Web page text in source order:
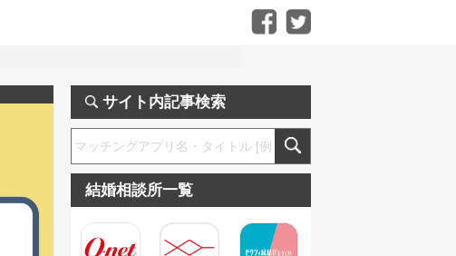
サイト内記事検索
結婚相談所一覧